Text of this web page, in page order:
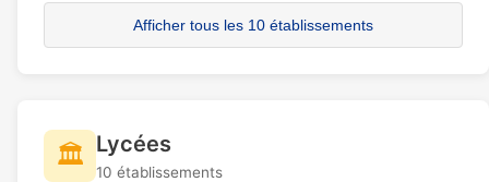
Afficher tous les 10 établissements
🏛️ Lycées
10 établissements